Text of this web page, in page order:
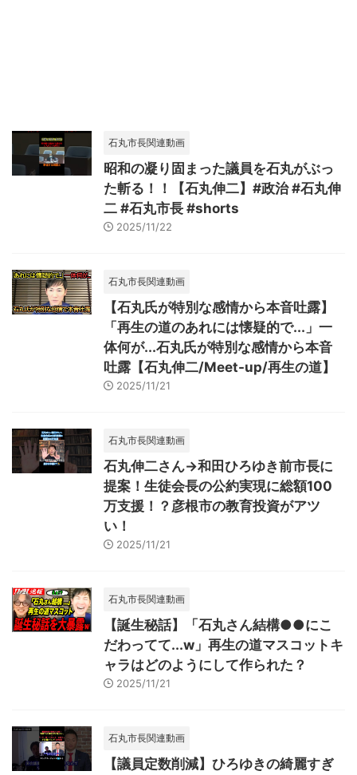
石丸市長関連動画
昭和の凝り固まった議員を石丸がぶっ
た斬る！！【石丸伸二】#政治 #石丸伸
二 #石丸市長 #shorts
2025/11/22
石丸市長関連動画
【石丸氏が特別な感情から本音吐露】
「再生の道のあれには懐疑的で...」一
体何が...石丸氏が特別な感情から本音
吐露【石丸伸二/Meet-up/再生の道】
2025/11/21
石丸市長関連動画
石丸伸二さん→和田ひろゆき前市長に
提案！生徒会長の公約実現に総額100
万支援！？彦根市の教育投資がアツ
い！
2025/11/21
石丸市長関連動画
【誕生秘話】「石丸さん結構●●にこ
だわってて...w」再生の道マスコットキ
ャラはどのようにして作られた？
2025/11/21
石丸市長関連動画
【議員定数削減】ひろゆきの綺麗すぎ